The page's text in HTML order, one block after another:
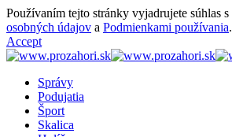
Používaním tejto stránky vyjadrujete súhlas s
osobných údajov a Podmienkami používania.
Accept
Správy
Podujatia
Šport
Skalica